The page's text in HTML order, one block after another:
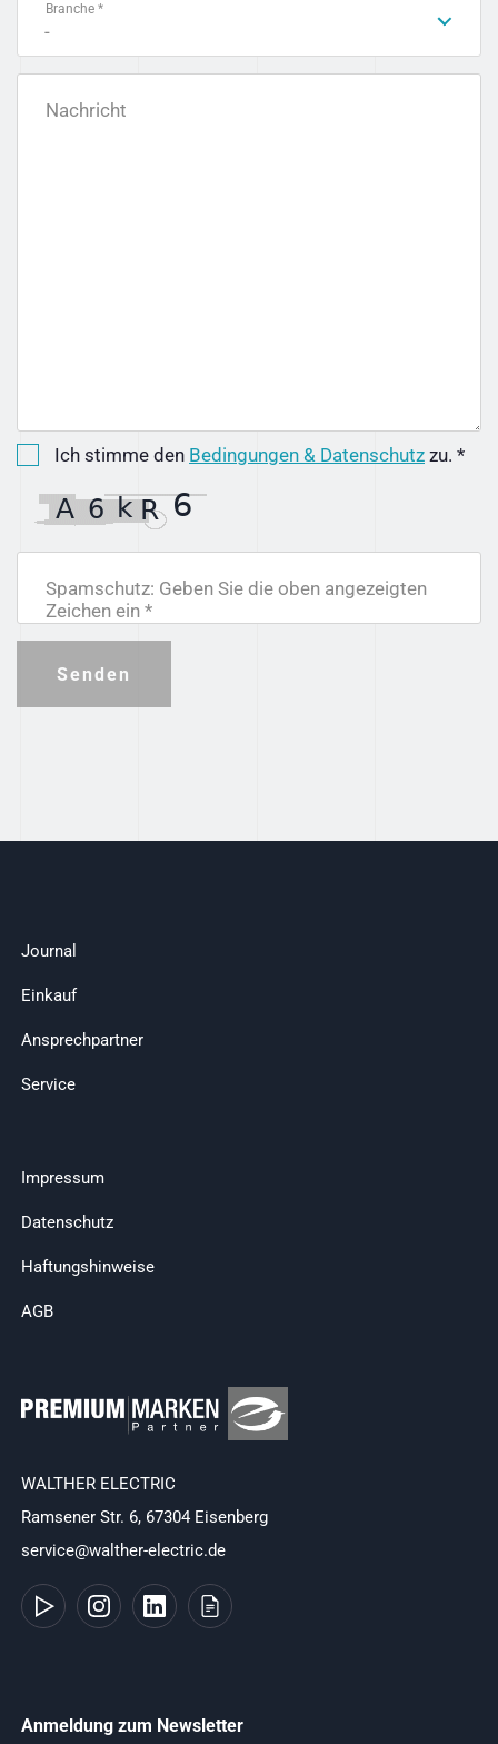
Branche *
-
Nachricht
Ich stimme den Bedingungen & Datenschutz zu. *
Spamschutz: Geben Sie die oben angezeigten
Zeichen ein *
Senden
Journal
Einkauf
Ansprechpartner
Service
Impressum
Datenschutz
Haftungshinweise
AGB
WALTHER ELECTRIC
Ramsener Str. 6, 67304 Eisenberg
service@walther-electric.de
Anmeldung zum Newsletter